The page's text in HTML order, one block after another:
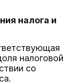
налога и
налоговой
со